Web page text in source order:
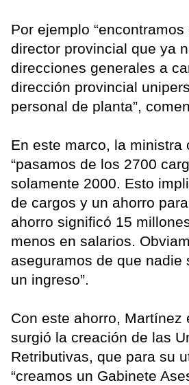
Por ejemplo
director provincial que ya
direcciones generales a
dirección provincial
personal de planta”,
En este marco, la ministra
“pasamos de los 2700
solamente 2000. Esto
de cargos y un ahorro
ahorro significó 15
menos en salarios.
aseguramos de que nadie
un ingreso”.
Con este ahorro, Martínez
surgió la creación de las
Retributivas, que para su
“creamos un Gabinete